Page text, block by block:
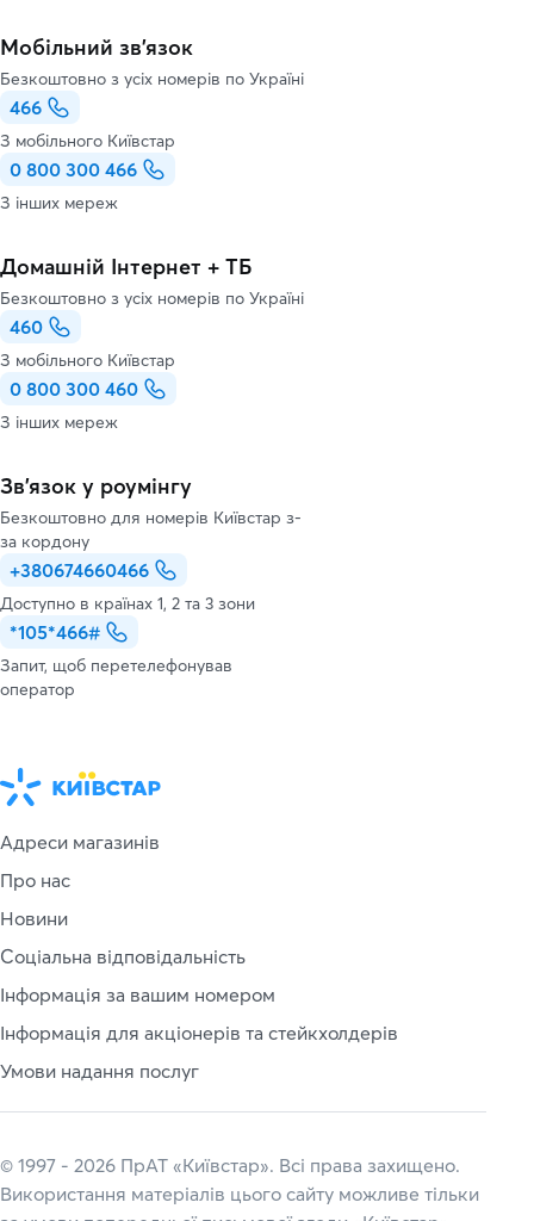
Мобільний зв'язок
Безкоштовно з усіх номерів по Україні
466
З мобільного Київстар
0 800 300 466
З інших мереж
Домашній Інтернет + ТБ
Безкоштовно з усіх номерів по Україні
460
З мобільного Київстар
0 800 300 460
З інших мереж
Зв’язок у роумінгу
Безкоштовно для номерів Київстар з-
за кордону
+380674660466
Доступно в країнах 1, 2 та 3 зони
*105*466#
Запит, щоб перетелефонував
оператор
Адреси магазинів
Про нас
Новини
Соціальна відповідальність
Інформація за вашим номером
Інформація для акціонерів та стейкхолдерів
Умови надання послуг
© 1997 - 2026 ПрАТ «Київстар». Всі права захищено.
Використання матеріалів цього сайту можливе тільки